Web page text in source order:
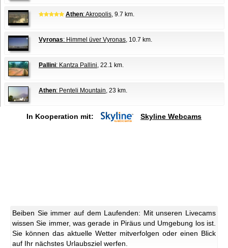
Athen: Akropolis , 9.7 km.
Vyronas: Himmel üver Vyronas , 10.7 km.
Pallini: Kantza Pallini , 22.1 km.
Athen: Penteli Mountain , 23 km.
In Kooperation mit: Skyline Webcams
Beiben Sie immer auf dem Laufenden: Mit unseren Livecams
wissen Sie immer, was gerade in Piräus und Umgebung los ist.
Sie können das aktuelle Wetter mitverfolgen oder einen Blick
auf Ihr nächstes Urlaubsziel werfen.